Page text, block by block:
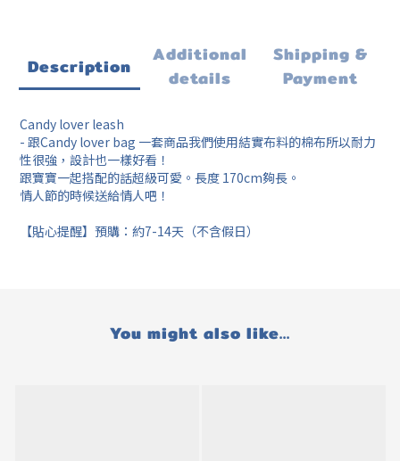
Description
Additional
details
Shipping &
Payment
Candy lover leash
- 跟Candy lover bag 一套商品我們使用結實布料的棉布所以耐力
性很強，設計也一樣好看！
跟寶寶一起搭配的話超級可愛。長度 170cm夠長。
情人節的時候送給情人吧！
【貼心提醒】預購：約7-14天（不含假日）
You might also like...